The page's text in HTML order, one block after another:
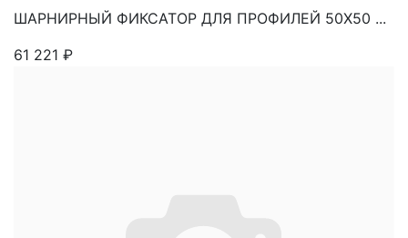
ШАРНИРНЫЙ ФИКСАТОР ДЛЯ ПРОФИЛЕЙ 50Х50 ...
61 221 ₽